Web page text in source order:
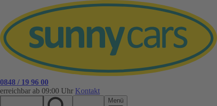
0848 / 19 96 00
erreichbar ab 09:00 Uhr Kontakt
Menü